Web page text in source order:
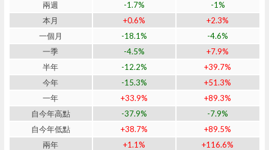
兩週
-1.7%
-1%
本月
+0.6%
+2.3%
一個月
-18.1%
-4.6%
一季
-4.5%
+7.9%
半年
-12.2%
+39.7%
今年
-15.3%
+51.3%
一年
+33.9%
+89.3%
自今年高點
-37.9%
-7.9%
自今年低點
+38.7%
+89.5%
兩年
+1.1%
+116.6%